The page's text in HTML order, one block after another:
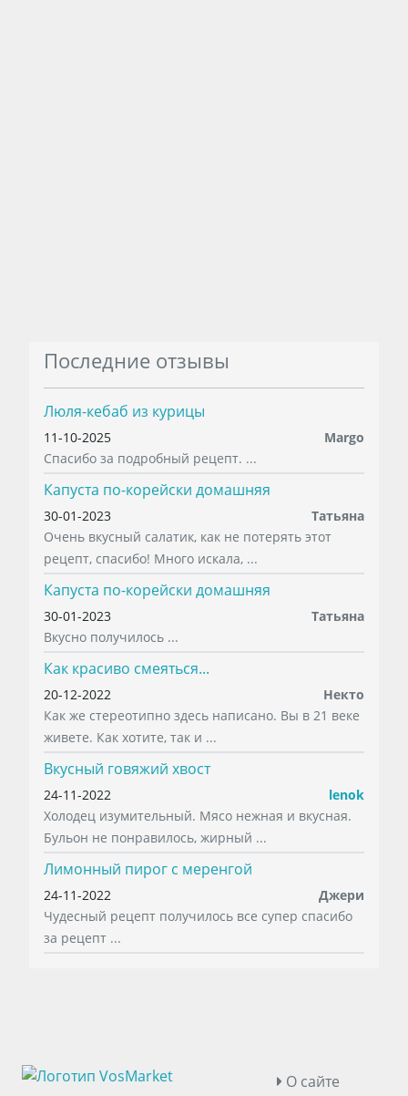
Последние отзывы
Люля-кебаб из курицы
11-10-2025
Margo
Спасибо за подробный рецепт. ...
Капуста по-корейски домашняя
30-01-2023
Татьяна
Очень вкусный салатик, как не потерять этот
рецепт, спасибо! Много искала, ...
Капуста по-корейски домашняя
30-01-2023
Татьяна
Вкусно получилось ...
Как красиво смеяться...
20-12-2022
Некто
Как же стереотипно здесь написано. Вы в 21 веке
живете. Как хотите, так и ...
Вкусный говяжий хвост
24-11-2022
lenok
Холодец изумительный. Мясо нежная и вкусная.
Бульон не понравилось, жирный ...
Лимонный пирог с меренгой
24-11-2022
Джери
Чудесный рецепт получилось все супер спасибо
за рецепт ...
О сайте